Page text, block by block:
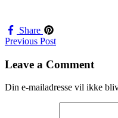
Share
Navigation
til
Previous Post
Leave a Comment
Din e-mailadresse vil ikke